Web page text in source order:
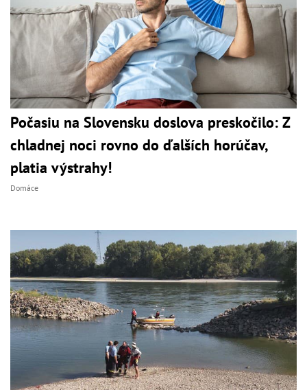
Počasiu na Slovensku doslova preskočilo: Z
chladnej noci rovno do ďalších horúčav,
platia výstrahy!
Domáce